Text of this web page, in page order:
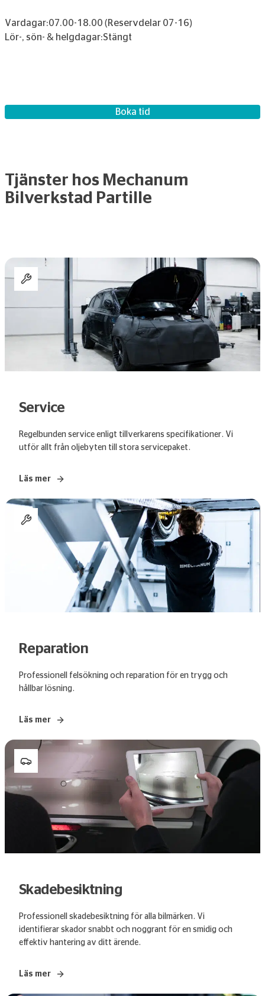
Vardagar:07.00-18.00 (Reservdelar 07-16)
Lör-, sön- & helgdagar:Stängt
Boka tid
Tjänster hos Mechanum
Bilverkstad Partille
Service
Regelbunden service enligt tillverkarens specifikationer. Vi
utför allt från oljebyten till stora servicepaket.
Läs mer
Reparation
Professionell felsökning och reparation för en trygg och
hållbar lösning.
Läs mer
Skadebesiktning
Professionell skadebesiktning för alla bilmärken. Vi
identifierar skador snabbt och noggrant för en smidig och
effektiv hantering av ditt ärende.
Läs mer